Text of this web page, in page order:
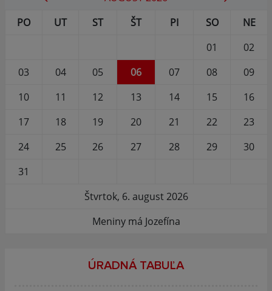
PO
UT ST ŠT PI SO
NE
01
02
03
04 05 06 07 08
09
10
11 12 13 14 15
16
17
18 19 20 21 22
23
24
25 26 27 28 29
30
31
Štvrtok, 6. august 2026
Meniny má Jozefína
ÚRADNÁ TABUĽA